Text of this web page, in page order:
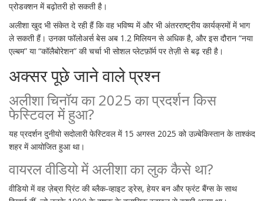
प्रोडक्शन में बढ़ोतरी हो सकती है।
अलीशा खुद भी संकेत दे रही हैं कि वह भविष्य में और भी अंतरराष्ट्रीय कार्यक्रमों में भाग
ले सकती हैं। उनका फॉलोअर्स बेस अब 1.2 मिलियन से अधिक है, और इस दौरान “नया
एल्बम” या “कॉलैबोरेशन” की चर्चा भी सोशल प्लेटफ़ॉर्म पर तेज़ी से बढ़ रही है।
अक्सर पूछे जाने वाले प्रश्न
अलीशा चिनॉय का 2025 का प्रदर्शन किस
फेस्टिवल में हुआ?
यह प्रदर्शन दुनीयो सदोलारी फेस्टिवलमें 15 अगस्त 2025 को उज़्बेकिस्तान के ताश्कंद
शहर में आयोजित हुआ था।
वायरल वीडियो में अलीशा का लुक कैसे था?
वीडियो में वह ज़ेब्रा प्रिंट की ब्लैक‑व्हाइट ड्रेस, हेयर बन और फ्रंट बैंग्स के साथ